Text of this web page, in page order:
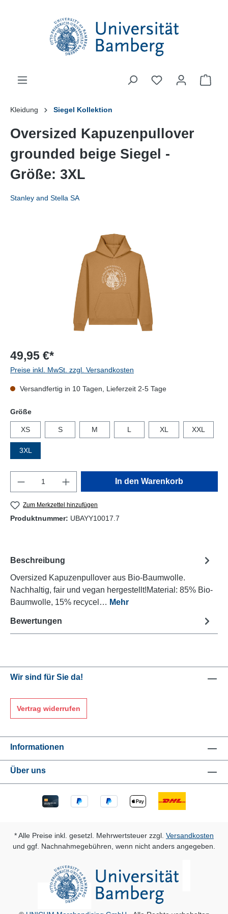
Kleidung Siegel Kollektion
Oversized Kapuzenpullover
grounded beige Siegel -
Größe: 3XL
Stanley and Stella SA
49,95 €*
Preise inkl. MwSt. zzgl. Versandkosten
Versandfertig in 10 Tagen, Lieferzeit 2-5 Tage
Größeauswählen
XS S M L XL XXL
3XL
Produkt Anzahl: Gib den gewünschten
In den Warenkorb
Zum Merkzettel hinzufügen
Produktnummer: UBAYY10017.7
Beschreibung
Oversized Kapuzenpullover aus Bio-Baumwolle.
Nachhaltig, fair und vegan hergestellt!Material: 85% Bio-
Baumwolle, 15% recycel… Mehr
Bewertungen
Wir sind für Sie da!
Vertrag widerrufen
Informationen
Über uns
* Alle Preise inkl. gesetzl. Mehrwertsteuer zzgl. Versandkosten
und ggf. Nachnahmegebühren, wenn nicht anders angegeben.